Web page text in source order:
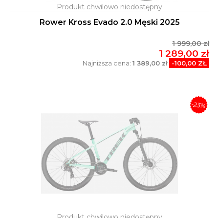
Rower Kross Evado 2.0 Męski 2025
1 999,00 zł
1 289,00 zł
Najniższa cena: 1 389,00 zł -100,00 ZŁ
-23%